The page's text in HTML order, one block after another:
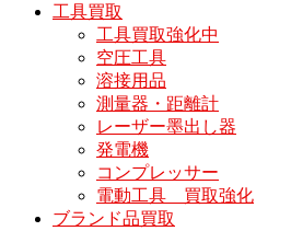
工具買取
工具買取強化中
空圧工具
溶接用品
測量器・距離計
レーザー墨出し器
発電機
コンプレッサー
電動工具 買取強化
ブランド品買取